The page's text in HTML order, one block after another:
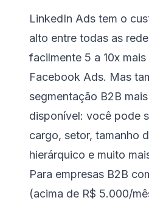
LinkedIn Ads tem o
alto entre todas as
facilmente 5 a 10x
Facebook Ads. Mas
segmentação B2B
disponível: você pode
cargo, setor, tamanho
hierárquico e muito
Para empresas B2B
(acima de R$ 5.000/